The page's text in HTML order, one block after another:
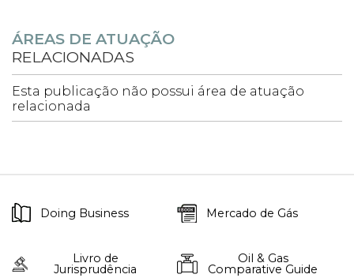
ÁREAS DE ATUAÇÃO
RELACIONADAS
Esta publicação não possui área de atuação
relacionada
Doing Business Mercado de Gás
Livro de
Jurisprudência
Oil & Gas
Comparative Guide